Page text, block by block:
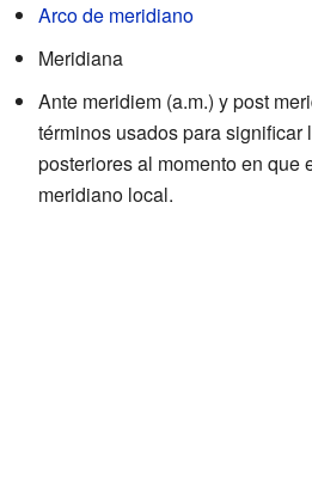
Arco de meridiano
Meridiana
Ante meridiem (a.m.) y post
términos usados para significar
posteriores al momento en que
meridiano local.